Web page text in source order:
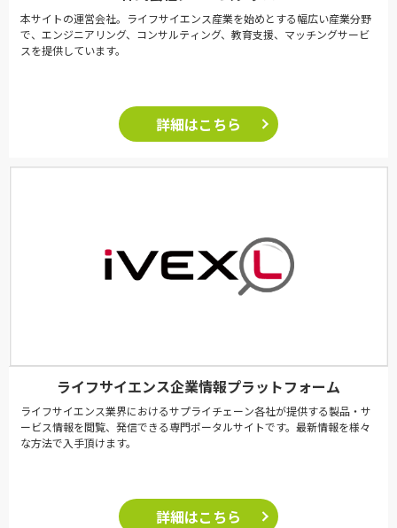
本サイトの運営会社。ライフサイエンス産業を始めとする幅広い産業分野
で、エンジニアリング、コンサルティング、教育支援、マッチングサービ
スを提供しています。
詳細はこちら
ライフサイエンス企業情報プラットフォーム
ライフサイエンス業界におけるサプライチェーン各社が提供する製品・サ
ービス情報を閲覧、発信できる専門ポータルサイトです。最新情報を様々
な方法で入手頂けます。
詳細はこちら